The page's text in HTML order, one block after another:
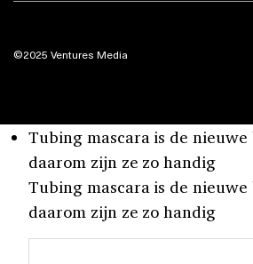
©2025 Ventures Media
Tubing mascara is de
daarom zijn ze zo handig
Tubing mascara is de
daarom zijn ze zo handig